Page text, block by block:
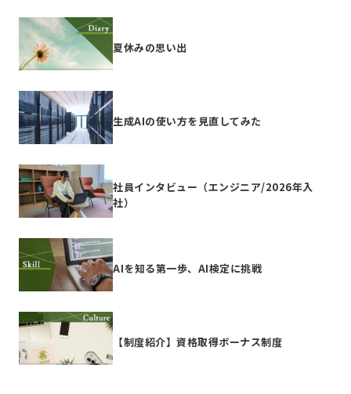
夏休みの思い出
生成AIの使い方を見直してみた
社員インタビュー（エンジニア/2026年入
社）
AIを知る第一歩、AI検定に挑戦
【制度紹介】資格取得ボーナス制度